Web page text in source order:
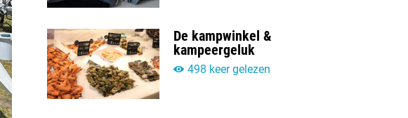
De kampwinkel &
kampeergeluk
498 keer gelezen